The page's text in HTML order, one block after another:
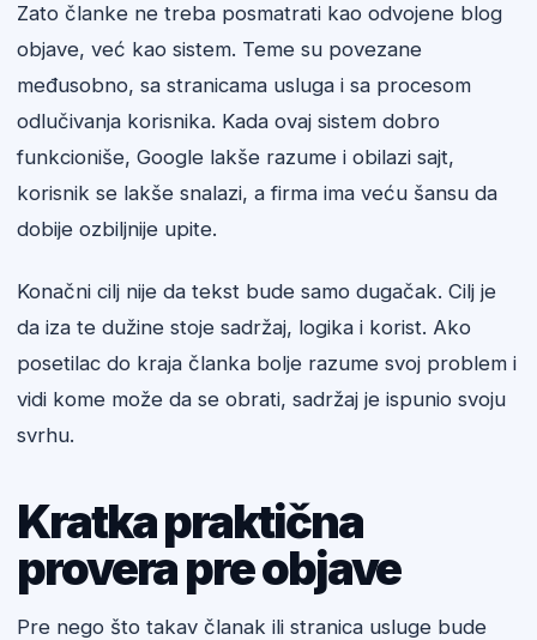
Zato članke ne treba posmatrati kao odvojene blog
objave, već kao sistem. Teme su povezane
međusobno, sa stranicama usluga i sa procesom
odlučivanja korisnika. Kada ovaj sistem dobro
funkcioniše, Google lakše razume i obilazi sajt,
korisnik se lakše snalazi, a firma ima veću šansu da
dobije ozbiljnije upite.
Konačni cilj nije da tekst bude samo dugačak. Cilj je
da iza te dužine stoje sadržaj, logika i korist. Ako
posetilac do kraja članka bolje razume svoj problem i
vidi kome može da se obrati, sadržaj je ispunio svoju
svrhu.
Kratka praktična
provera pre objave
Pre nego što takav članak ili stranica usluge bude